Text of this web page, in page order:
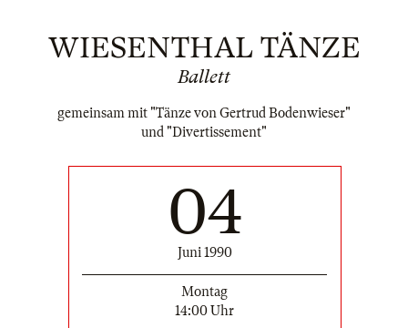
WIESENTHAL TÄNZE
Ballett
gemeinsam mit "Tänze von Gertrud Bodenwieser"
und "Divertissement"
04
Juni 1990
Montag
14:00 Uhr